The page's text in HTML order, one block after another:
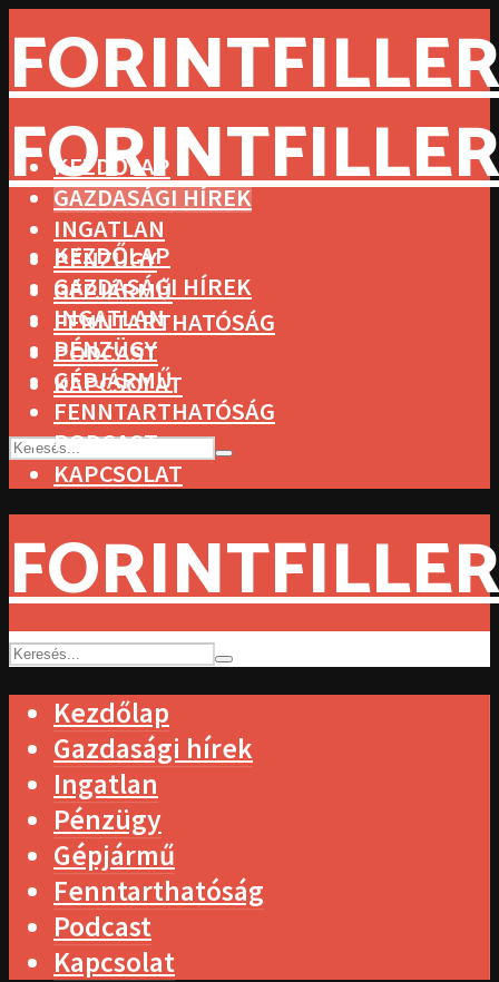
KEZDŐLAP
GAZDASÁGI HÍREK
INGATLAN
PÉNZÜGY
GÉPJÁRMŰ
FENNTARTHATÓSÁG
PODCAST
KAPCSOLAT
KEZDŐLAP
GAZDASÁGI HÍREK
INGATLAN
PÉNZÜGY
GÉPJÁRMŰ
FENNTARTHATÓSÁG
PODCAST
KAPCSOLAT
Kezdőlap
Gazdasági hírek
Ingatlan
Pénzügy
Gépjármű
Fenntarthatóság
Podcast
Kapcsolat